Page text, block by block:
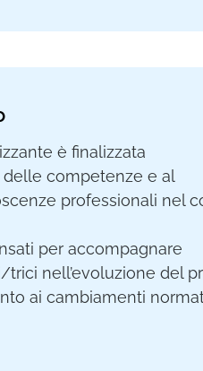
è finalizzata
delle competenze e al
professionali nel
per accompagnare
nell’evoluzione del
ai cambiamenti